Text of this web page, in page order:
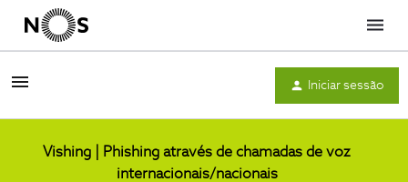
Menu
Iniciar sessão
Vishing | Phishing através de chamadas de voz
internacionais/nacionais